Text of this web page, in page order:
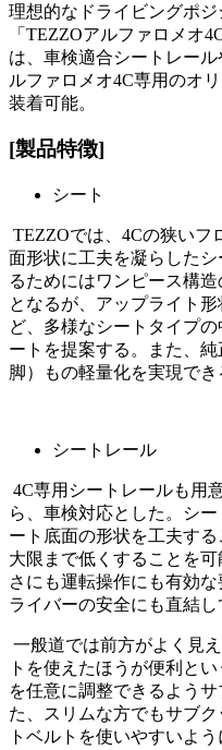
理想的なドライビングポ
「TEZZOアルファロメオ
は、車検適合シートレー
ルファロメオ4C専用のオ
装着可能。
[製品特徴]
シート
TEZZOでは、4Cの狭いフ
面形状に工夫を凝らした
るためにはワンピース構
となるが、アップライト
ど、多様なシートタイプ
ートを提案する。また、
脚）もの軽量化を実現でき
シートレール
4C専用シートレールも用
ら、車検対応とした。シ
ート底面の形状を工夫す
大限まで低くすることを
さにも運転操作にも有効
ライバーの安全にも直結し
一般道では前方がよく見
トを使えたほうが便利と
を任意に調整できるよう
た、スリムな方でもサブ
トベルトを使いやすいよう